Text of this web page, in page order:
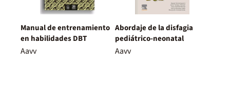
Manual de entrenamiento
en habilidades DBT
Aavv
Abordaje de la disfagia
pediátrico-neonatal
Aavv